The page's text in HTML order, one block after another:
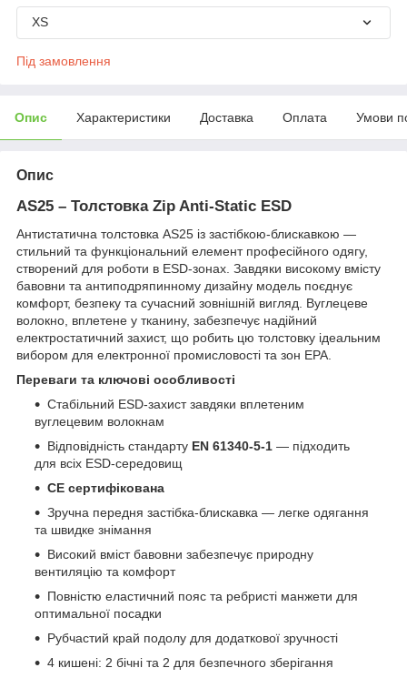
XS
Під замовлення
Опис Характеристики Доставка Оплата Умови
Опис
AS25 – Толстовка Zip Anti-Static ESD
Антистатична толстовка AS25 із застібкою-блискавкою —
стильний та функціональний елемент професійного одягу,
створений для роботи в ESD-зонах. Завдяки високому вмісту
бавовни та антиподряпинному дизайну модель поєднує
комфорт, безпеку та сучасний зовнішній вигляд. Вуглецеве
волокно, вплетене у тканину, забезпечує надійний
електростатичний захист, що робить цю толстовку ідеальним
вибором для електронної промисловості та зон EPA.
Переваги та ключові особливості
Стабільний ESD-захист завдяки вплетеним
вуглецевим волокнам
Відповідність стандарту EN 61340-5-1 — підходить
для всіх ESD-середовищ
CE сертифікована
Зручна передня застібка-блискавка — легке одягання
та швидке знімання
Високий вміст бавовни забезпечує природну
вентиляцію та комфорт
Повністю еластичний пояс та ребристі манжети для
оптимальної посадки
Рубчастий край подолу для додаткової зручності
4 кишені: 2 бічні та 2 для безпечного зберігання